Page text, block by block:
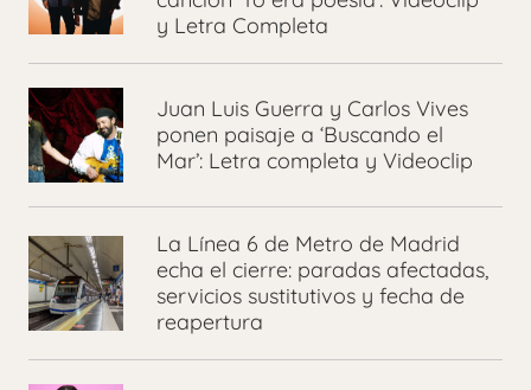
y Letra Completa
Juan Luis Guerra y Carlos Vives
ponen paisaje a ‘Buscando el
Mar’: Letra completa y Videoclip
La Línea 6 de Metro de Madrid
echa el cierre: paradas afectadas,
servicios sustitutivos y fecha de
reapertura